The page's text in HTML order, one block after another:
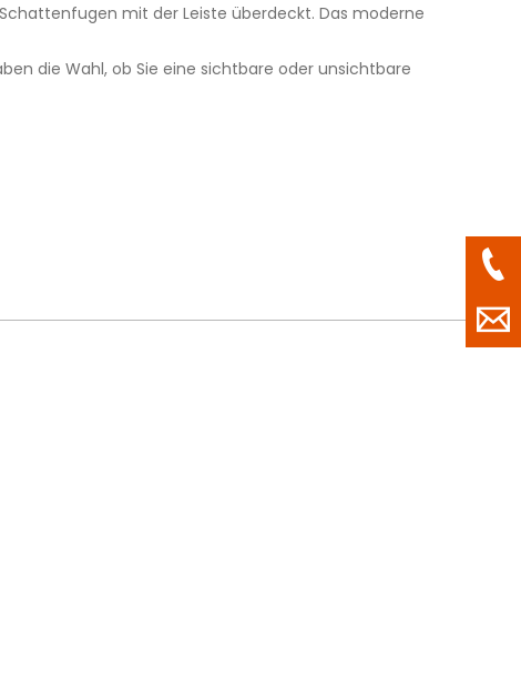
mit der Leiste überdeckt. Das moderne
die Wahl, ob Sie eine sichtbare oder unsichtbare